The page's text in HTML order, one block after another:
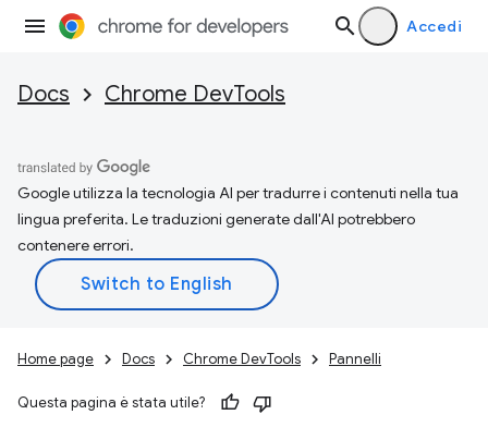
Accedi
Docs Chrome DevTools
Google utilizza la tecnologia AI per tradurre i contenuti nella tua
lingua preferita. Le traduzioni generate dall'AI potrebbero
contenere errori.
Home page Docs Chrome DevTools Pannelli
Questa pagina è stata utile?